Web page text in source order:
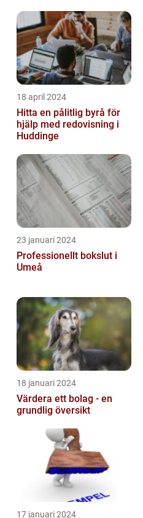
18 april 2024
Hitta en pålitlig byrå för
hjälp med redovisning i
Huddinge
23 januari 2024
Professionellt bokslut i
Umeå
18 januari 2024
Värdera ett bolag - en
grundlig översikt
17 januari 2024